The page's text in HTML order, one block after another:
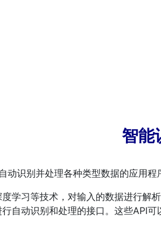
智能
动识别并处理各种类型数据的应用程
学习等技术，对输入的数据进行解
自动识别和处理的接口。这些API